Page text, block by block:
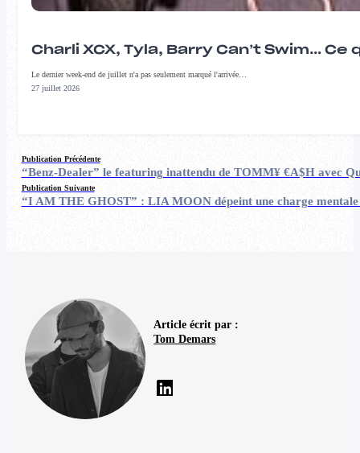
Charli XCX, Tyla, Barry Can’t Swim…
Le dernier week-end de juillet n'a pas seulement marqué l'arrivée…
27 juillet 2026
Publication Précédente
“Benz-Dealer” le featuring inattendu de TOMM¥ €A$H avec
Publication Suivante
“I AM THE GHOST” : LIA MOON dépeint une charge
Article écrit par :
Tom Demars